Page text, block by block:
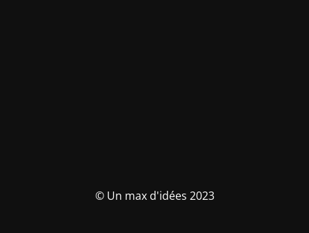
© Un max d'idées 2023